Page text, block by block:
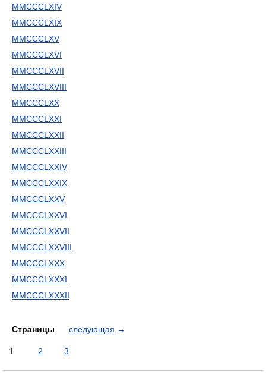
MMCCCLXIV
MMCCCLXIX
MMCCCLXV
MMCCCLXVI
MMCCCLXVII
MMCCCLXVIII
MMCCCLXX
MMCCCLXXI
MMCCCLXXII
MMCCCLXXIII
MMCCCLXXIV
MMCCCLXXIX
MMCCCLXXV
MMCCCLXXVI
MMCCCLXXVII
MMCCCLXXVIII
MMCCCLXXX
MMCCCLXXXI
MMCCCLXXXII
Страницы следующая →
1 2 3